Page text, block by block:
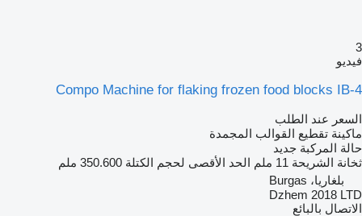
3
فيديو
Compo Machine for flaking frozen food blocks IB-4
السعر عند الطلب
ماكينة تقطيع القوالب المجمدة
حالة المركبة جديد
ثخانة الشريحة 11 ملم الحد الأقصى لحجم الكتلة 350.600 ملم
بلغاريا، Burgas
Dzhem 2018 LTD
الاتصال بالبائع